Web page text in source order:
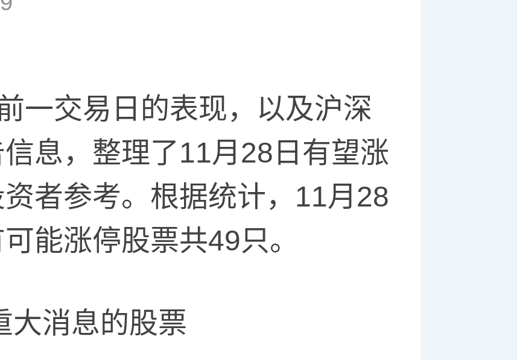
交易日的表现，以及沪深
息，整理了11月28日有望涨
者参考。根据统计，11月28
能涨停股票共49只。
消息的股票